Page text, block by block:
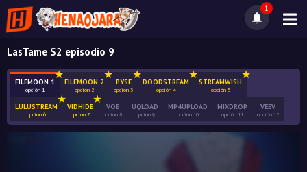
1
LasTame S2 episodio 9
FILEMOON 1
opción 1
FILEMOON 2
opción 2
BYSE
opción 3
DOODSTREAM
opción 4
STREAMWISH
opción 5
LULUSTREAM
opción 6
VIDHIDE
opción 7
VOE
opción 8
UQLOAD
opción 9
MP4UPLOAD
opción 10
MIXDROP
opción 11
VEEV
opción 12